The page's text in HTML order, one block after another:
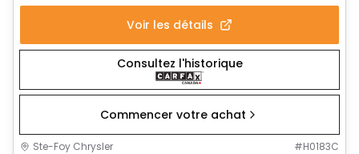
Voir les détails
Consultez l'historique
Commencer votre achat
Ste-Foy Chrysler #H0183C